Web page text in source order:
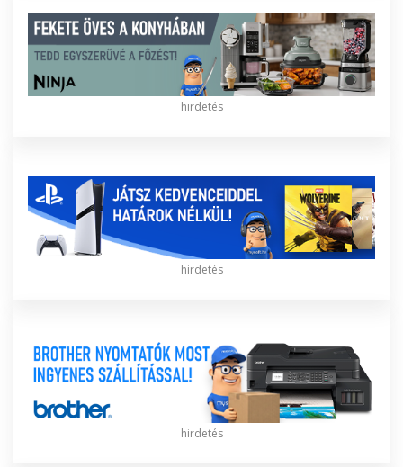
hirdetés
hirdetés
hirdetés